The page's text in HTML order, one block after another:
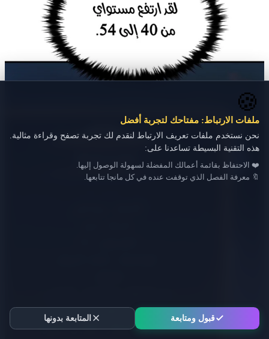
🍪
ملفات الارتباط: مفتاحك لتجربة أفضل
نحن نستخدم ملفات تعريف الارتباط لنقدم لك تجربة تصفح وقراءة مثالية.
هذه التقنية البسيطة تساعدنا على:
❤️ الاحتفاظ بقائمة أعمالك المفضلة لسهولة الوصول إليها.
🔖 معرفة الفصل الذي توقفت عنده في كل مانجا تتابعها.
قبول ومتابعة المتابعة بدونها